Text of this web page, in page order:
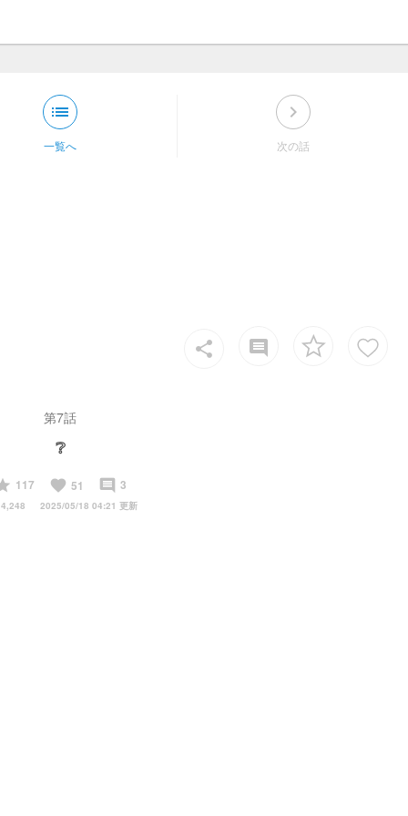
list
一覧へ
keyboard_arrow_right
次の話
share insert_comment
第7話
❔
117 favorite 51 insert_comment 3
4,248 2025/05/18 04:21 更新